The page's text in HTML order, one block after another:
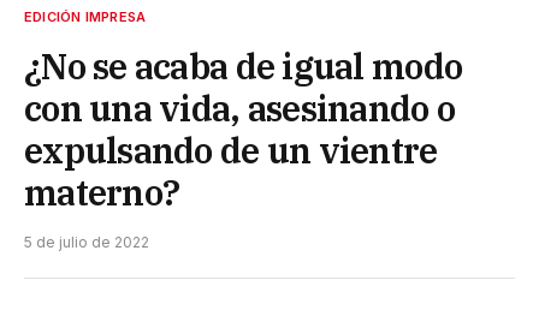
EDICIÓN IMPRESA
¿No se acaba de igual modo
con una vida, asesinando o
expulsando de un vientre
materno?
5 de julio de 2022